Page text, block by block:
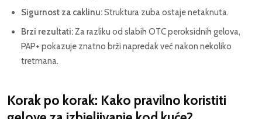
Sigurnost za caklinu:Struktura zuba ostaje netaknuta.
Brzi rezultati:Za razliku od slabih OTC peroksidnih gelova,
PAP+ pokazuje znatno brži napredak već nakon nekoliko
tretmana.
Korak po korak: Kako pravilno koristiti